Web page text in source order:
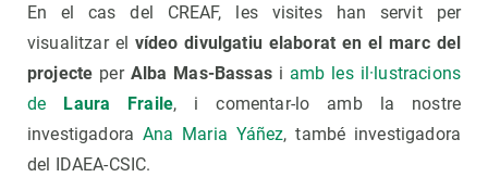
En el cas del CREAF, les visites han servit per
visualitzar el vídeo divulgatiu elaborat en el marc del
projecte per Alba Mas-Bassasi amb les il·lustracions
de Laura Fraile, i comentar-lo amb la nostre
investigadora Ana Maria Yáñez, també investigadora
del IDAEA-CSIC.